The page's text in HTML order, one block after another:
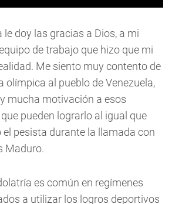
le doy las gracias a Dios, a mi
de trabajo que hizo que mi
Me siento muy contento de
olímpica al pueblo de Venezuela,
mucha motivación a esos
pueden lograrlo al igual que
el pesista durante la llamada con
Maduro.
es común en regímenes
a utilizar los logros deportivos